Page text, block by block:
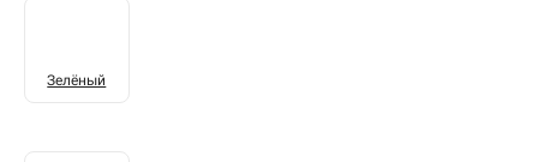
Зелёный